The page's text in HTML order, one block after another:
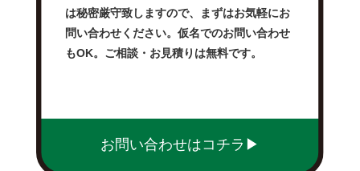
は秘密厳守致しますので、まずはお気軽にお
問い合わせください。仮名でのお問い合わせ
もOK。ご相談・お見積りは無料です。
お問い合わせはコチラ▶︎